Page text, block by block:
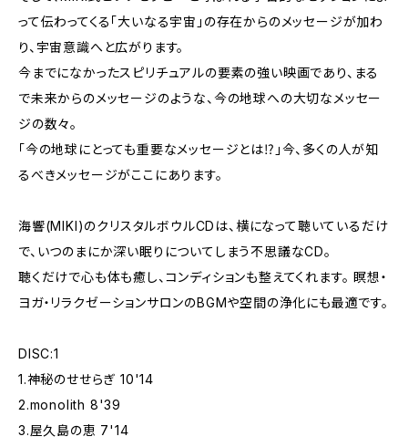
って伝わってくる「大いなる宇宙」の存在からのメッセージが加わ
り、宇宙意識へと広がります。
今までになかったスピリチュアルの要素の強い映画であり、まる
で未来からのメッセージのような、今の地球への大切なメッセー
ジの数々。
「今の地球にとっても重要なメッセージとは⁉︎」今、多くの人が知
るべきメッセージがここにあります。
海響(MIKI)のクリスタルボウルCDは、横になって聴いているだけ
で、いつのまにか深い眠りについてしまう不思議なCD。
聴くだけで心も体も癒し、コンディションも整えてくれます。 瞑想・
ヨガ・リラクゼーションサロンのBGMや空間の浄化にも最適です。
DISC:1
1.神秘のせせらぎ 10'14
2.monolith 8'39
3.屋久島の恵 7'14